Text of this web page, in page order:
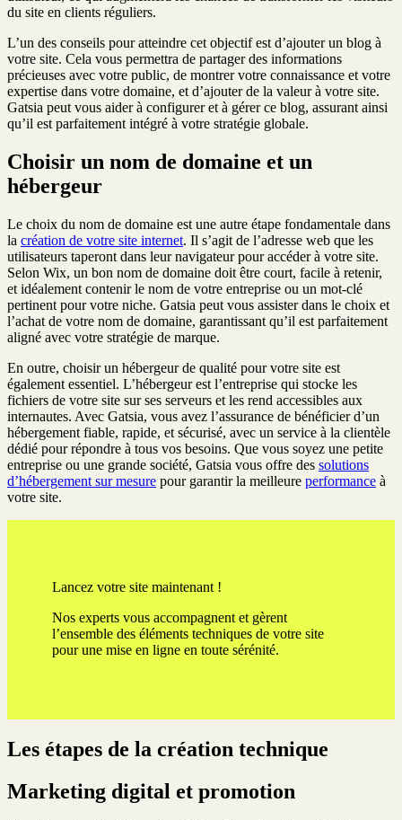
du site en clients réguliers.
L’un des conseils pour atteindre cet objectif est d’ajouter un blog à
votre site. Cela vous permettra de partager des informations
précieuses avec votre public, de montrer votre connaissance et votre
expertise dans votre domaine, et d’ajouter de la valeur à votre site.
Gatsia peut vous aider à configurer et à gérer ce blog, assurant ainsi
qu’il est parfaitement intégré à votre stratégie globale.
Choisir un nom de domaine et un
hébergeur
Le choix du nom de domaine est une autre étape fondamentale dans
la création de votre site internet. Il s’agit de l’adresse web que les
utilisateurs taperont dans leur navigateur pour accéder à votre site.
Selon Wix, un bon nom de domaine doit être court, facile à retenir,
et idéalement contenir le nom de votre entreprise ou un mot-clé
pertinent pour votre niche. Gatsia peut vous assister dans le choix et
l’achat de votre nom de domaine, garantissant qu’il est parfaitement
aligné avec votre stratégie de marque.
En outre, choisir un hébergeur de qualité pour votre site est
également essentiel. L’hébergeur est l’entreprise qui stocke les
fichiers de votre site sur ses serveurs et les rend accessibles aux
internautes. Avec Gatsia, vous avez l’assurance de bénéficier d’un
hébergement fiable, rapide, et sécurisé, avec un service à la clientèle
dédié pour répondre à tous vos besoins. Que vous soyez une petite
entreprise ou une grande société, Gatsia vous offre des solutions
d’hébergement sur mesure pour garantir la meilleure performance à
votre site.
Lancez votre site maintenant !
Nos experts vous accompagnent et gèrent
l’ensemble des éléments techniques de votre site
pour une mise en ligne en toute sérénité.
Les étapes de la création technique
Marketing digital et promotion